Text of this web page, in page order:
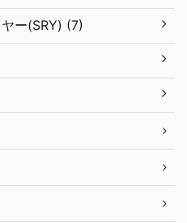
ー(SRY) (7)